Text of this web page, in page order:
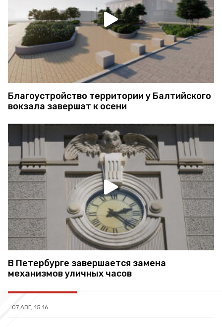
Благоустройство территории у Балтийского
вокзала завершат к осени
В Петербурге завершается замена
механизмов уличных часов
07 АВГ, 15:16